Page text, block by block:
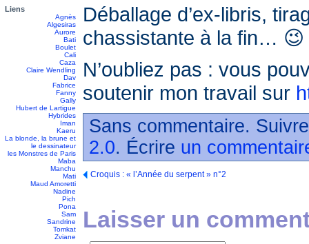
Liens
Agnès
Algesiras
Aurore
Bati
Boulet
Cali
Caza
Claire Wendling
Dav
Fabrice
Fanny
Gally
Hubert de Lartigue
Hybrides
Iman
Kaeru
La blonde, la brune et
le dessinateur
les Monstres de Paris
Maba
Manchu
Mati
Maud Amoretti
Nadine
Pich
Pona
Sam
Sandrine
Tomkat
Zviane
Déballage d’ex-libris,
chassistante à la fin… 😉
N’oubliez pas : vous
soutenir mon travail sur
Sans commentaire.
2.0. Écrire un
Croquis : « l’Année du serpent » n°2
Laisser un